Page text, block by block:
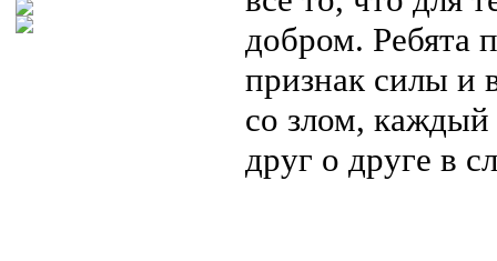
добром. Ребята
признак силы и
со злом, каждый
друг о друге в